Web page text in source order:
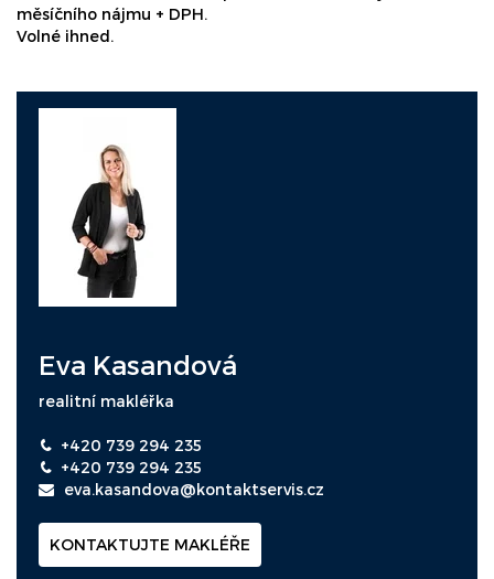
měsíčního nájmu + DPH.
Volné ihned.
Eva Kasandová
realitní makléřka
+420 739 294 235
+420 739 294 235
eva.kasandova@kontaktservis.cz
KONTAKTUJTE MAKLÉŘE